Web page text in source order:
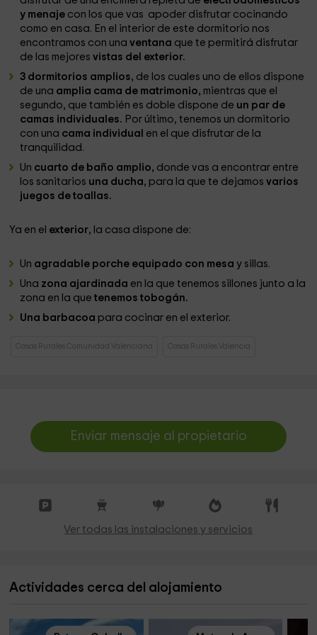
y menaje con los que vas apoder disfrutar cocinando
como en casa. En el interior de este dormitorio nos
encontramos con unaventana que te permitirá disfrutar
de las mejores vistas del exterior.
3 dormitorios amplios, de los cuales uno de ellos dispone
de una amplia cama de matrimonio, mientras que el
segundo, que también es doble dispone de un par de
camas individuales. Por último, tenemos un dormitorio
con una cama individual en el que disfrutar de la
tranquilidad.
Un cuarto de baño amplio, donde vas a encontrar entre
los sanitarios una ducha, para la que te dejamosvarios
juegos de toallas.
Ya en el exterior, la casa dispone de:
Un agradable porche equipado con mesa y sillas.
Una zona ajardinada en la que tenemos sillones junto a la
zona en la quetenemos tobogán.
Una barbacoa para cocinar en el exterior.
Casas Rurales Comunidad Valenciana Casas Rurales Valencia
Enviar mensaje al propietario
Ver todas las instalaciones y servicios
Actividades cerca del alojamiento